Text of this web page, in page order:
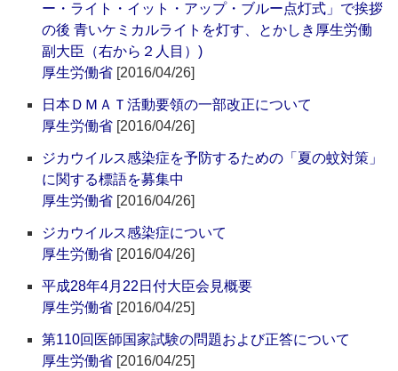
ー・ライト・イット・アップ・ブルー点灯式」で挨拶
の後 青いケミカルライトを灯す、とかしき厚生労働
副大臣（右から２人目）)
厚生労働省 [2016/04/26]
日本ＤＭＡＴ活動要領の一部改正について
厚生労働省 [2016/04/26]
ジカウイルス感染症を予防するための「夏の蚊対策」
に関する標語を募集中
厚生労働省 [2016/04/26]
ジカウイルス感染症について
厚生労働省 [2016/04/26]
平成28年4月22日付大臣会見概要
厚生労働省 [2016/04/25]
第110回医師国家試験の問題および正答について
厚生労働省 [2016/04/25]